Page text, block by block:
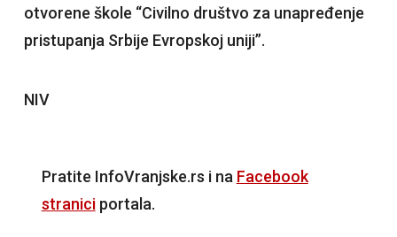
otvorene škole “Civilno društvo za unapređenje
pristupanja Srbije Evropskoj uniji”.
NIV
Pratite InfoVranjske.rs i na Facebook
straniciportala.